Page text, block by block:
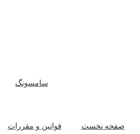
سامسونگ
صفحه نخست قوانین و مقررات